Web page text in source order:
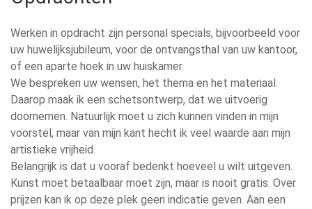
Werken in opdracht zijn personal specials, bijvoorbeeld voor
uw huwelijksjubileum, voor de ontvangsthal van uw kantoor,
of een aparte hoek in uw huiskamer.
We bespreken uw wensen, het thema en het materiaal.
Daarop maak ik een schetsontwerp, dat we uitvoerig
doornemen. Natuurlijk moet u zich kunnen vinden in mijn
voorstel, maar van mijn kant hecht ik veel waarde aan mijn
artistieke vrijheid.
Belangrijk is dat u vooraf bedenkt hoeveel u wilt uitgeven.
Kunst moet betaalbaar moet zijn, maar is nooit gratis. Over
prijzen kan ik op deze plek geen indicatie geven. Aan een